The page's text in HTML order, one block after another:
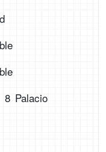
Palacio